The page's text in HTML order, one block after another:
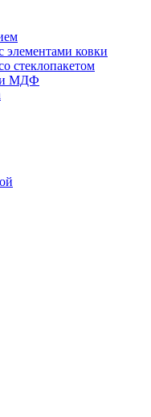
ковки
стеклопакетом
и МДФ